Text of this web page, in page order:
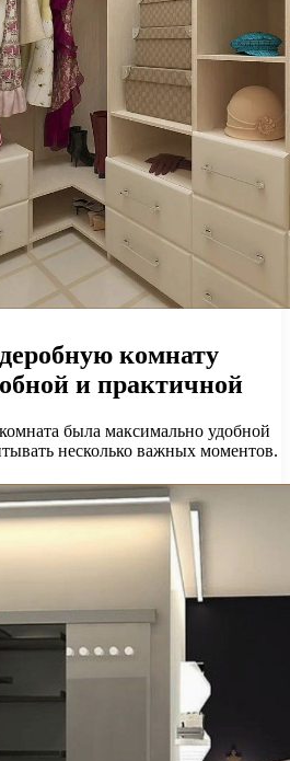
комнату
и практичной
была максимально удобной
несколько важных моментов.